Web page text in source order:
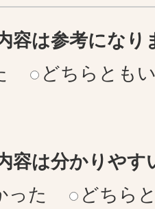
容は参考になり
どちらとも
容は分かりやす
った
どちら